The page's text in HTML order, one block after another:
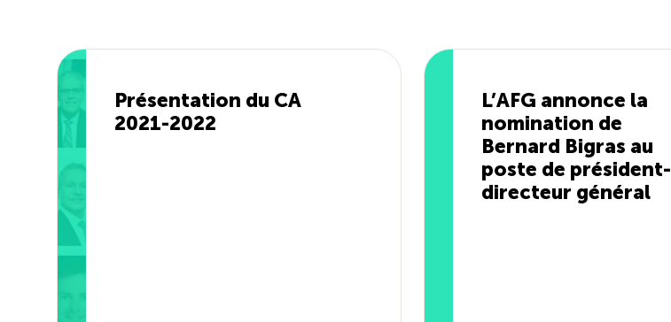
Présentation du CA
2021-2022
L’AFG annonce la
nomination de
Bernard Bigras au
poste de président-
directeur général